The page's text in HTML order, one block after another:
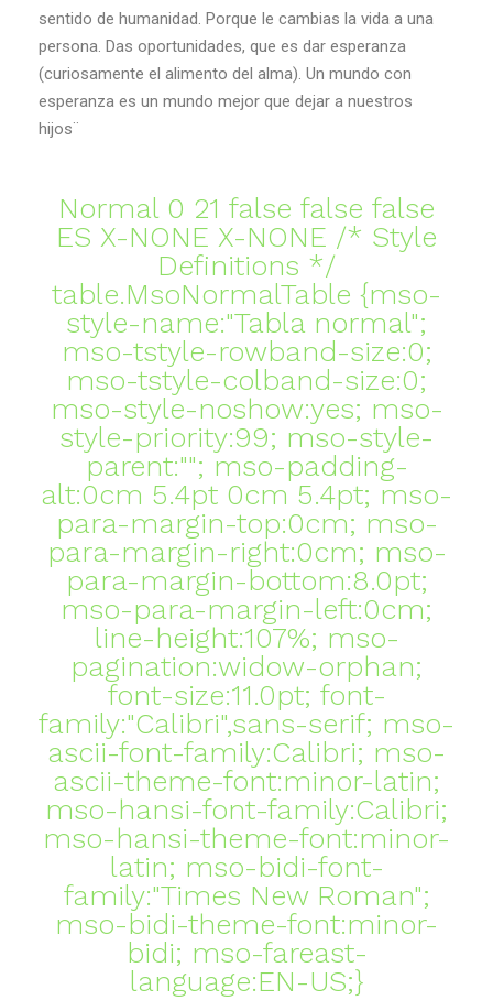
sentido de humanidad. Porque le cambias la vida a una
persona. Das oportunidades, que es dar esperanza
(curiosamente el alimento del alma). Un mundo con
esperanza es un mundo mejor que dejar a nuestros
hijos¨
Normal 0 21 false false false
ES X-NONE X-NONE /* Style
Definitions */
table.MsoNormalTable {mso-
style-name:"Tabla normal";
mso-tstyle-rowband-size:0;
mso-tstyle-colband-size:0;
mso-style-noshow:yes; mso-
style-priority:99; mso-style-
parent:""; mso-padding-
alt:0cm 5.4pt 0cm 5.4pt; mso-
para-margin-top:0cm; mso-
para-margin-right:0cm; mso-
para-margin-bottom:8.0pt;
mso-para-margin-left:0cm;
line-height:107%; mso-
pagination:widow-orphan;
font-size:11.0pt; font-
family:"Calibri",sans-serif; mso-
ascii-font-family:Calibri; mso-
ascii-theme-font:minor-latin;
mso-hansi-font-family:Calibri;
mso-hansi-theme-font:minor-
latin; mso-bidi-font-
family:"Times New Roman";
mso-bidi-theme-font:minor-
bidi; mso-fareast-
language:EN-US;}